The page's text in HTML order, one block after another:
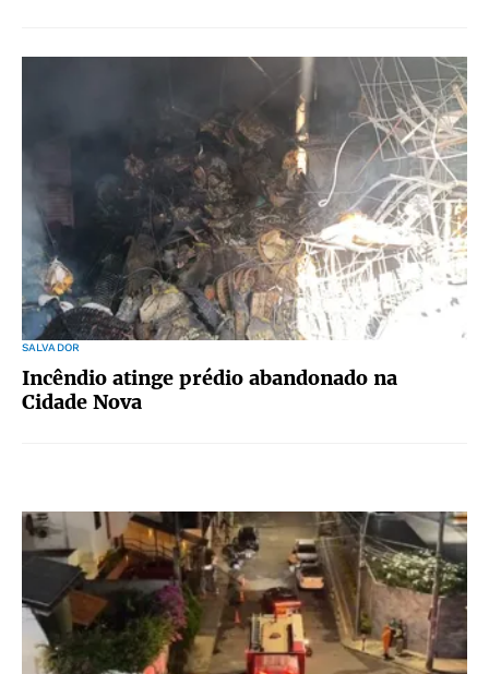
SALVADOR
Incêndio atinge prédio abandonado na
Cidade Nova